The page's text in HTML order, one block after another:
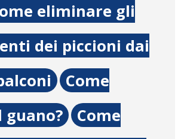
eliminare gli
dei piccioni dai
Come
Come